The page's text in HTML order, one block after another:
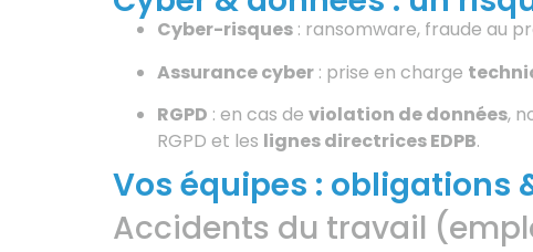
Cyber-risques : ransomware, fraude au
Assurance cyber : prise en charge
RGPD : en cas de violation de données,
RGPD et les lignes directrices EDPB.
Vos équipes : obligations
Accidents du travail